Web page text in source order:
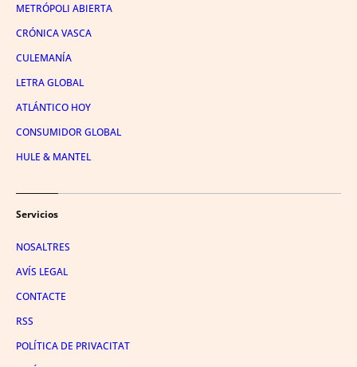
METRÓPOLI ABIERTA
CRÓNICA VASCA
CULEMANÍA
LETRA GLOBAL
ATLÁNTICO HOY
CONSUMIDOR GLOBAL
HULE & MANTEL
Servicios
NOSALTRES
AVÍS LEGAL
CONTACTE
RSS
POLÍTICA DE PRIVACITAT